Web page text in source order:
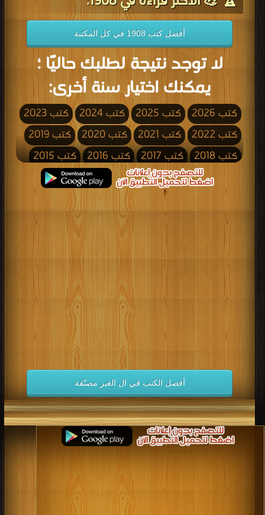
أفضل كتب 1908 في كل المكتبة
لا توجد نتيجة لطلبك حاليًا ؛
يمكنك اختيار سنة أخرى:
كتب 2026 كتب 2025 كتب 2024
كتب 2023
كتب 2022
كتب 2021 كتب 2020
كتب 2019
كتب 2018
كتب 2017 كتب 2016
كتب 2015
كتب 2013 كتب 2012
كتب 2011
كتب 2009 كتب 2008
كتب 2006
كتب 2005 كتب 2004
كتب 2003
كتب 2000
كتب 1992
كتب 1991
كتب 1990
كتب 1989 كتب 1988
كتب 1987
كتب 1984
كتب 1983
كتب 1980
كتب 1979
كتب 1978
كتب 1977 كتب 1976
كتب 1975
كتب 1974
كتب 1973 كتب 1972
كتب 1971
كتب 1970
كتب 1969 كتب 1968
كتب 1967
كتب 1966
كتب 1965 كتب 1964
كتب 1963
كتب 1962
كتب 1961 كتب 1960
كتب 1959
كتب 1957
كتب 1952
كتب 1951
أفضل الكتب في ال الغير مصنّفة